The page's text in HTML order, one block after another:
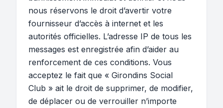
nous réservons le droit d’avertir votre
fournisseur d’accès à internet et les
autorités officielles. L’adresse IP de tous les
messages est enregistrée afin d’aider au
renforcement de ces conditions. Vous
acceptez le fait que « Girondins Social
Club » ait le droit de supprimer, de modifier,
de déplacer ou de verrouiller n’importe